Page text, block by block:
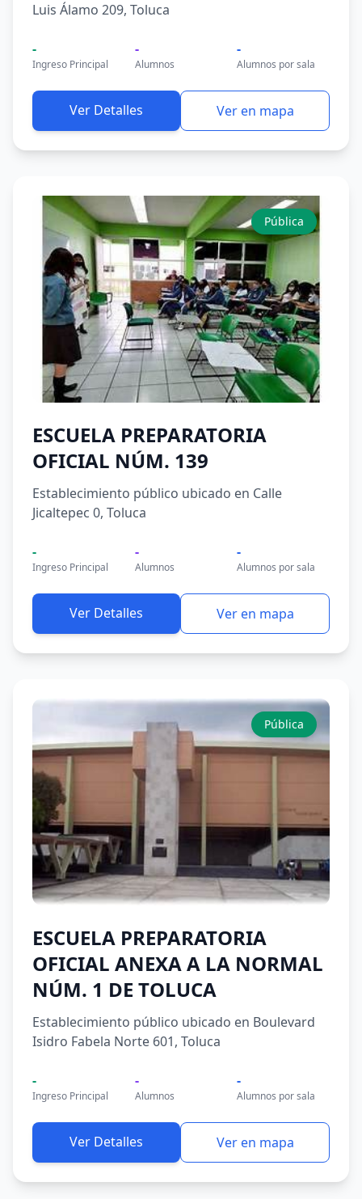
Luis Álamo 209, Toluca
-
Ingreso Principal
-
Alumnos
-
Alumnos por sala
Ver Detalles Ver en mapa
Pública
ESCUELA PREPARATORIA
OFICIAL NÚM. 139
Establecimiento público ubicado en Calle
Jicaltepec 0, Toluca
-
Ingreso Principal
-
Alumnos
-
Alumnos por sala
Ver Detalles Ver en mapa
Pública
ESCUELA PREPARATORIA
OFICIAL ANEXA A LA NORMAL
NÚM. 1 DE TOLUCA
Establecimiento público ubicado en Boulevard
Isidro Fabela Norte 601, Toluca
-
Ingreso Principal
-
Alumnos
-
Alumnos por sala
Ver Detalles Ver en mapa